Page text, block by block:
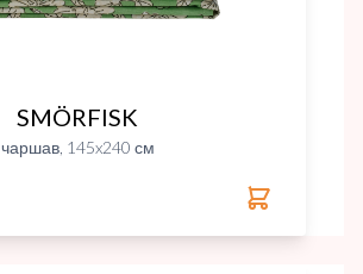
SMÖRFISK
чаршав, 145x240 см